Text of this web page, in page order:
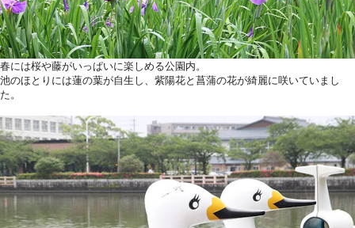
春には桜や藤がいっぱいに楽しめる公園内。
池のほとりには蓮の葉が自生し、紫陽花と菖蒲の花が綺麗に咲いていまし
た。